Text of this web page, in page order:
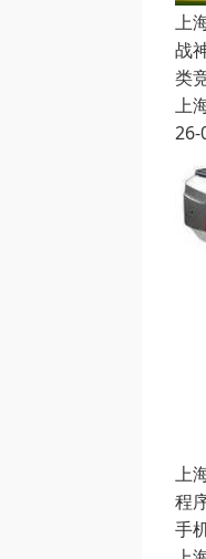
上
战
类
上
26-
上
程
手